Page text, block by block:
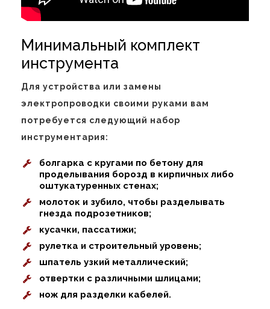
Минимальный комплект
инструмента
Для устройства или замены
электропроводки своими руками вам
потребуется следующий набор
инструментария:
болгарка с кругами по бетону для
проделывания борозд в кирпичных либо
оштукатуренных стенах;
молоток и зубило, чтобы разделывать
гнезда подрозетников;
кусачки, пассатижи;
рулетка и строительный уровень;
шпатель узкий металлический;
отвертки с различными шлицами;
нож для разделки кабелей.